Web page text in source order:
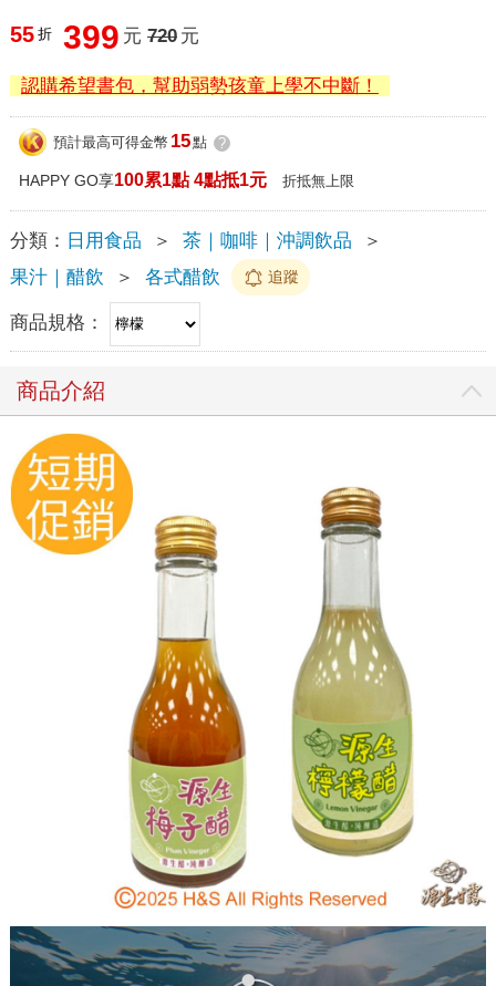
55 折 399 元 720 元
認購希望書包，幫助弱勢孩童上學不中斷！
預計最高可得金幣 15點 ?
HAPPY GO享100累1點 4點抵1元 折抵無上限
分類： 日用食品 ＞ 茶｜咖啡｜沖調飲品
＞
果汁｜醋飲
＞ 各式醋飲 追蹤
商品規格：
商品介紹